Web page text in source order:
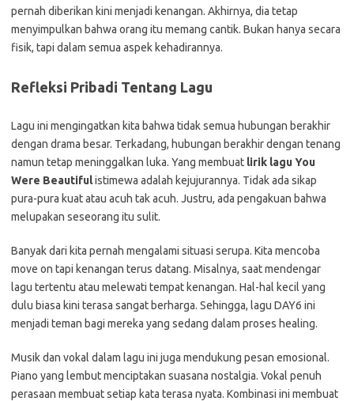
pernah diberikan kini menjadi kenangan. Akhirnya, dia tetap
menyimpulkan bahwa orang itu memang cantik. Bukan hanya secara
fisik, tapi dalam semua aspek kehadirannya.
Refleksi Pribadi Tentang Lagu
Lagu ini mengingatkan kita bahwa tidak semua hubungan berakhir
dengan drama besar. Terkadang, hubungan berakhir dengan tenang
namun tetap meninggalkan luka. Yang membuat lirik lagu You
Were Beautifulistimewa adalah kejujurannya. Tidak ada sikap
pura-pura kuat atau acuh tak acuh. Justru, ada pengakuan bahwa
melupakan seseorang itu sulit.
Banyak dari kita pernah mengalami situasi serupa. Kita mencoba
move on tapi kenangan terus datang. Misalnya, saat mendengar
lagu tertentu atau melewati tempat kenangan. Hal-hal kecil yang
dulu biasa kini terasa sangat berharga. Sehingga, lagu DAY6 ini
menjadi teman bagi mereka yang sedang dalam proses healing.
Musik dan vokal dalam lagu ini juga mendukung pesan emosional.
Piano yang lembut menciptakan suasana nostalgia. Vokal penuh
perasaan membuat setiap kata terasa nyata. Kombinasi ini membuat